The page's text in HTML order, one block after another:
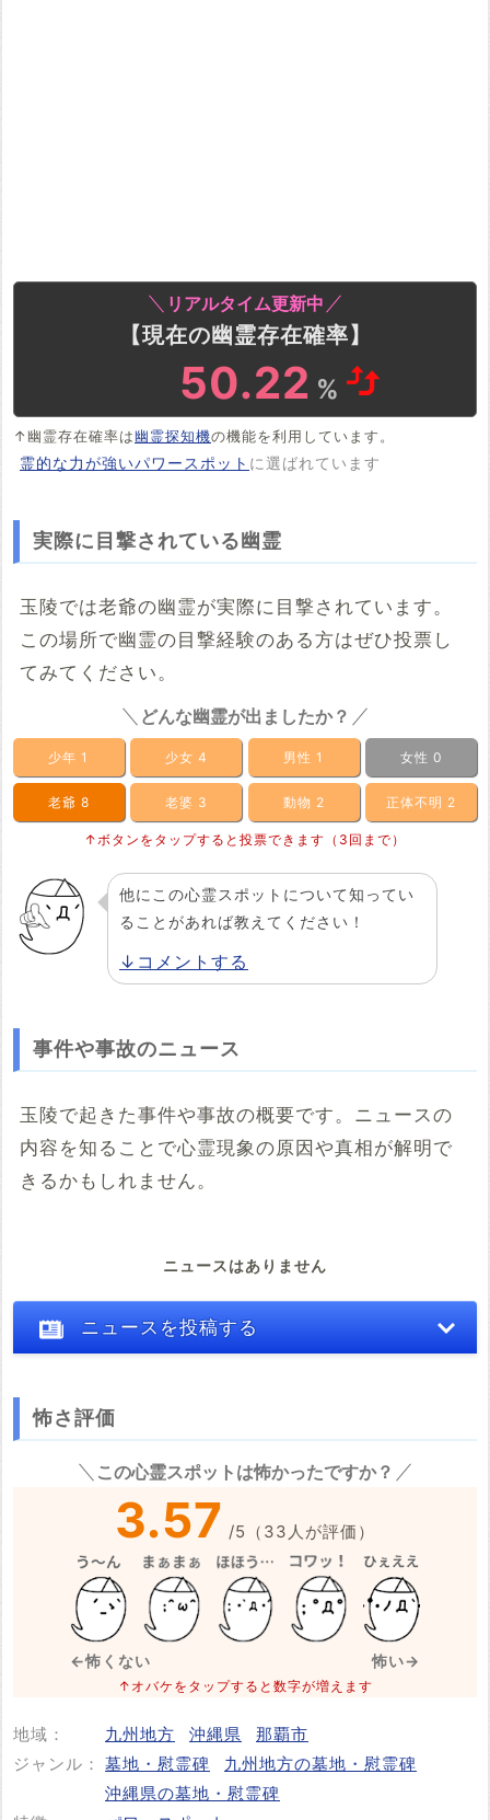
リアルタイム更新中
【現在の幽霊存在確率】
49.83 %
↑幽霊存在確率は幽霊探知機の機能を利用しています。
霊的な力が強いパワースポット に選ばれています
実際に目撃されている幽霊
玉陵では老爺の幽霊が実際に目撃されています。
この場所で幽霊の目撃経験のある方はぜひ投票し
てみてください。
どんな幽霊が出ましたか？
少年 1 少女 4 男性 1 女性 0
老爺 8 老婆 3 動物 2 正体不明 2
↑ボタンをタップすると投票できます（3回まで）
他にこの心霊スポットについて知ってい
ることがあれば教えてください！
↓コメントする
事件や事故のニュース
玉陵で起きた事件や事故の概要です。ニュースの
内容を知ることで心霊現象の原因や真相が解明で
きるかもしれません。
ニュースはありません
ニュースを投稿する
※心霊体験談や怖い話はコメント欄での投稿をお願いします。
※事件・事故が起きた日付
投稿する
怖さ評価
この心霊スポットは怖かったですか？
3.57 /5 （ 33 人が評価）
←怖くない 怖い→
↑オバケをタップすると数字が増えます
地域： 九州地方 沖縄県
那覇市
ジャンル： 墓地・慰霊碑
九州地方の墓地・慰霊碑
沖縄県の墓地・慰霊碑